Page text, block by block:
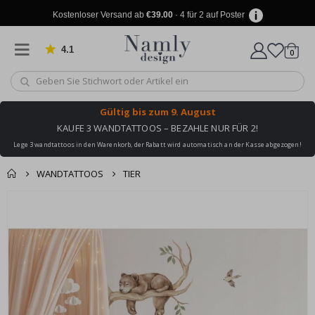
Kostenloser Versand ab €39.00· 4 für 2 auf Poster
4.1 von 1025 Bewertungen
Wagen
0
Gültig bis zum 9. August
KAUFE 3 WANDTATTOOS – BEZAHLE NUR FÜR 2!
Lege 3 wandtattoos in den Warenkorb, der Rabatt wird automatisch an der Kasse abgezogen!
WANDTATTOOS TIER
hinzugefügt ✔️
Kostenloser Versand
erreicht!
der
Bildgalerie
springen